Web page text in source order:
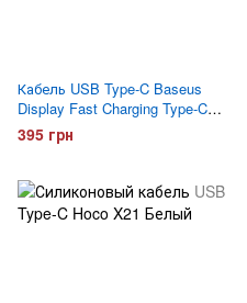
Кабель USB Type-C Baseus
Display Fast Charging Type-C
(CATSK-01) с экраном Серый
395 грн